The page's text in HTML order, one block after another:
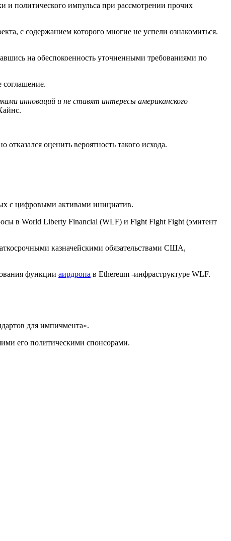
и политического импульса при рассмотрении прочих
с содержанием которого многие не успели ознакомиться.
на обеспокоенность уточненными требованиями по
соглашение.
инноваций и не ставят интересы американского
оценить вероятность такого исхода.
с цифровыми активами инициатив.
в World Liberty Financial (WLF) и Fight Fight Fight (эмитент
казначейскими обязательствами США,
функции аирдропа в Ethereum -инфраструктуре WLF.
для импичмента».
его политическими спонсорами.